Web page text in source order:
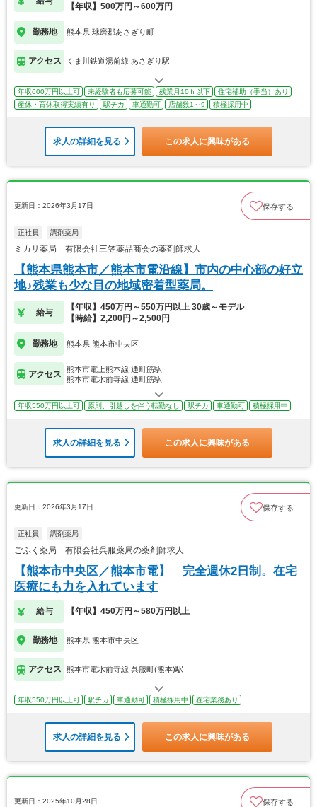
【年収】500万円～600万円
勤務地 熊本県 球磨郡あさぎり町
アクセス くま川鉄道湯前線 あさぎり駅
年収600万円以上可 未経験者も応募可能 残業月10ｈ以下
住宅補助（手当）あり
産休・育休取得実績有り
駅チカ 車通勤可 店舗数1～9 積極採用中
求人の詳細を見る この求人に興味がある
更新日：2026年3月17日 保存する
正社員 調剤薬局
ミカサ薬局 有限会社三笠薬品商会の薬剤師求人
【熊本県熊本市／熊本市電沿線】市内の中心部の好立
地♪残業も少な目の地域密着型薬局。
給与
【年収】450万円～550万円以上 30歳～モデル
【時給】2,200円～2,500円
勤務地 熊本県 熊本市中央区
アクセス
熊本市電上熊本線 通町筋駅
熊本市電水前寺線 通町筋駅
年収550万円以上可 原則、引越しを伴う転勤なし 駅チカ 車通勤可 積極採用中
求人の詳細を見る この求人に興味がある
更新日：2026年3月17日 保存する
正社員 調剤薬局
ごふく薬局 有限会社呉服薬局の薬剤師求人
【熊本市中央区／熊本市電】 完全週休2日制。在宅
医療にも力を入れています
給与 【年収】450万円～580万円以上
勤務地 熊本県 熊本市中央区
アクセス 熊本市電水前寺線 呉服町(熊本)駅
年収550万円以上可 駅チカ 車通勤可 積極採用中 在宅業務あり
求人の詳細を見る この求人に興味がある
更新日：2025年10月28日 保存する